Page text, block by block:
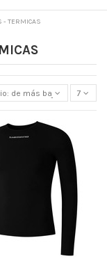
- TERMICAS
de más bajo a más alto
7